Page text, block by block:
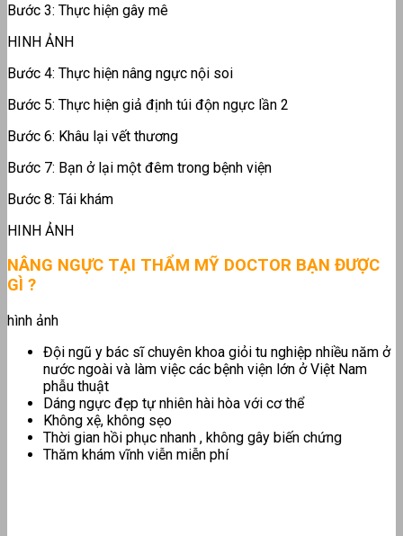
Bước 3: Thực hiện gây mê
HINH ẢNH
Bước 4: Thực hiện nâng ngực nội soi
Bước 5: Thực hiện giả định túi độn ngực lần 2
Bước 6: Khâu lại vết thương
Bước 7: Bạn ở lại một đêm trong bệnh viện
Bước 8: Tái khám
HINH ẢNH
NÂNG NGỰC TẠI THẨM MỸ DOCTOR BẠN ĐƯỢC
GÌ ?
hình ảnh
Đội ngũ y bác sĩ chuyên khoa giỏi tu nghiệp nhiều năm ở
nước ngoài và làm việc các bệnh viện lớn ở Việt Nam
phẫu thuật
Dáng ngực đẹp tự nhiên hài hòa với cơ thể
Không xệ, không sẹo
Thời gian hồi phục nhanh , không gây biến chứng
Thăm khám vĩnh viễn miễn phí